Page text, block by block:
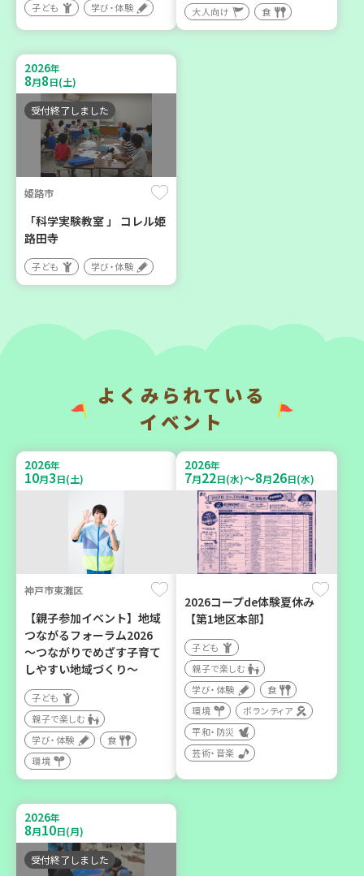
神戸市兵庫区
BOSAI(ぼうさい)教室～か
ぞくで楽しくまなぼうさい
～
学び・体験
平和・防災
神戸市東灘区
2026年
【第3地区本部】地域のつど
カフェ・つどい場
【第3地区本部】住み慣れた
（会場：兵庫）
ボランティア
2026年
9 6
西宮市
野菜を食べよう！ベジ活キ
ャンペーン【第２地区】
親子で楽しむ
学び・体験
2026年
10月6日(火)
西牟婁郡上富田町岩田
「フードプラン上富田みか
ん」バスで行く 産地見学＆
生産者交流会
学び・体験 食
2026年
子ども 学び・体験 大人向け 食
2026年
8月8日(土)
受付終了しました
姫路市
「科学実験教室 」 コレル姫
路田寺
子ども 学び・体験
よくみられている
イベント
2026年
10月3日(土)
神戸市東灘区
【親子参加イベント】地域
つながるフォーラム2026
～つながりでめざす子育て
しやすい地域づくり～
子ども
親子で楽しむ
学び・体験
食
環境
2026年
7月22日(水)～8月26日(水)
2026コープde体験夏休み
【第1地区本部】
子ども
親子で楽しむ
学び・体験
食
環境
ボランティア
平和・防災
芸術・音楽
2026年
8月10日(月)
受付終了しました